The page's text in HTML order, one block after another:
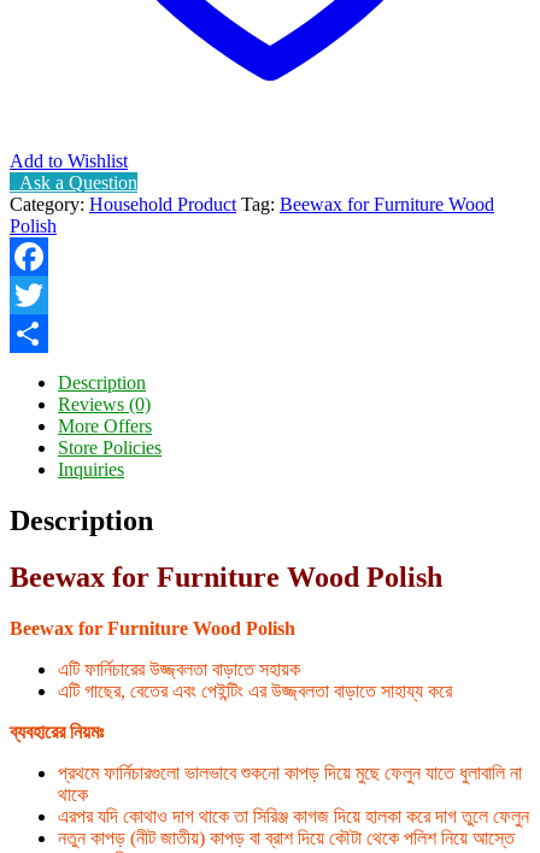
Add to Wishlist
Ask a Question
Category: Household Product Tag: Beewax for Furniture Wood
Polish
Facebook
Twitter
Description
Reviews (0)
More Offers
Store Policies
Inquiries
Description
Beewax for Furniture Wood Polish
Beewax for Furniture Wood Polish
এটি ফার্নিচারের উজ্জ্বলতা বাড়াতে সহায়ক
এটি গাছের, বেতের এবং পেইন্টিং এর উজ্জ্বলতা বাড়াতে সাহায্য করে
ব্যবহারের নিয়মঃ
প্রথমে ফার্নিচারগুলো ভালভাবে শুকনো কাপড় দিয়ে মুছে ফেলুন যাতে ধুলাবালি না
থাকে
এরপর যদি কোথাও দাগ থাকে তা সিরিঞ্জ কাগজ দিয়ে হালকা করে দাগ তুলে ফেলুন
নতুন কাপড় (নীট জাতীয়) কাপড় বা ব্রাশ দিয়ে কৌটা থেকে পলিশ নিয়ে আস্তে